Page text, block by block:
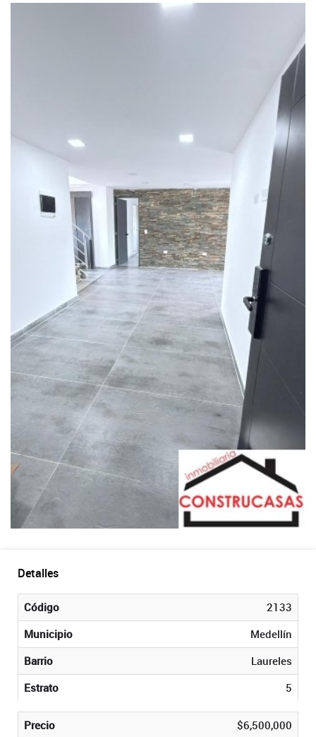
Detalles
Código
2133
Municipio
Medellín
Barrio
Laureles
Estrato
5
Precio $6,500,000